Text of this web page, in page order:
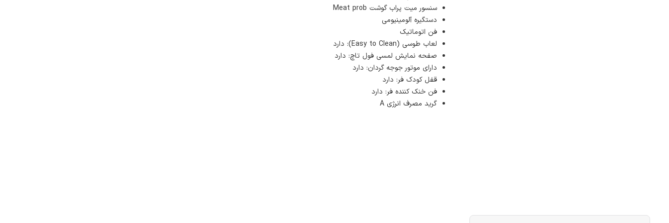
سنسور میت پراب گوشت Meat prob
دستگیره آلومینیومی
فن اتوماتیک
لعاب طوسی (Easy to Clean): دارد
صفحه نمایش لمسی فول تاچ: دارد
دارای موتور جوجه گردان: دارد
قفل کودک فر: دارد
فن خنک کننده فر: دارد
گرید مصرف انرژی A